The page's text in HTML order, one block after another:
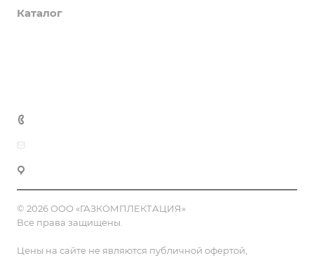
Каталог
© 2026 ООО «ГАЗКОМПЛЕКТАЦИЯ»
Все права защищены.
Цены на сайте не являются публичной офертой,